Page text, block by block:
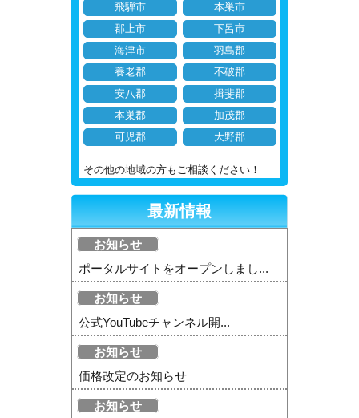
飛騨市
本巣市
郡上市
下呂市
海津市
羽島郡
養老郡
不破郡
安八郡
揖斐郡
本巣郡
加茂郡
可児郡
大野郡
その他の地域の方もご相談ください！
最新情報
お知らせ
ポータルサイトをオープンしまし...
お知らせ
公式YouTubeチャンネル開...
お知らせ
価格改定のお知らせ
お知らせ